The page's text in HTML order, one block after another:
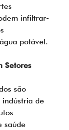
infiltrar-
potável.
Setores
são
indústria de
saúde